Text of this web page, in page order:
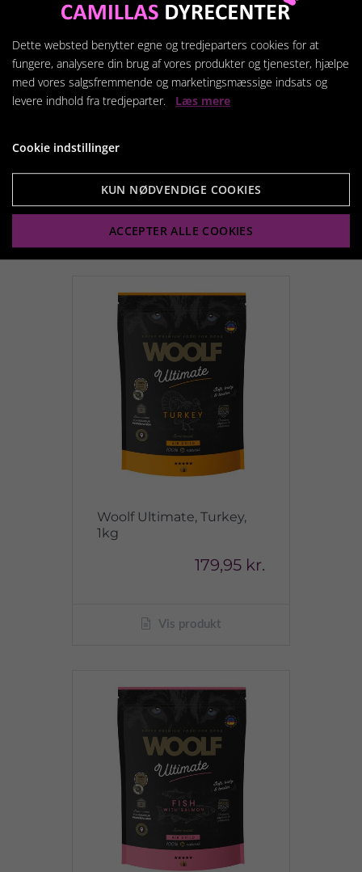
179,95 kr.
Vis produkt
Woolf Ultimate, Turkey,
1kg
179,95 kr.
Vis produkt
Dette websted benytter egne og tredjeparters cookies for at
fungere, analysere din brug af vores produkter og tjenester, hjælpe
med vores salgsfremmende og marketingsmæssige indsats og
levere indhold fra tredjeparter. Læs mere
Cookie indstillinger
KUN NØDVENDIGE COOKIES
ACCEPTER ALLE COOKIES